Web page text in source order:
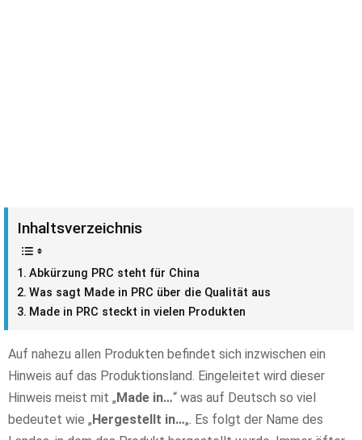
Inhaltsverzeichnis
Abkürzung PRC steht für China
Was sagt Made in PRC über die Qualität aus
Made in PRC steckt in vielen Produkten
Auf nahezu allen Produkten befindet sich inzwischen ein
Hinweis auf das Produktionsland. Eingeleitet wird dieser
Hinweis meist mit „Made in…“ was auf Deutsch so viel
bedeutet wie „Hergestellt in…„. Es folgt der Name des